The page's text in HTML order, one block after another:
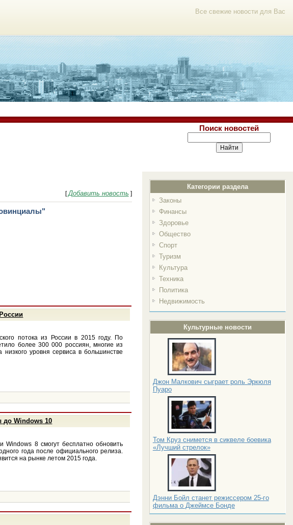
Все свежие новости для Вас
Поиск новостей
Категории раздела
Законы
Финансы
Здоровье
Общество
Спорт
Туризм
Культура
Техника
Политика
Недвижимость
Культурные новости
Джон Малкович сыграет роль Эркюля
Пуаро
Том Круз снимется в сиквеле боевика
«Лучший стрелок»
Дэнни Бойл станет режиссером 25-го
фильма о Джеймсе Бонде
[Добавить новость ]
потока из России в 2015 году. По
более 300 000 россиян, многие из
низкого уровня сервиса в большинстве
до Windows 10
8 смогут бесплатно обновить
года после официального релиза.
на рынке летом 2015 года.